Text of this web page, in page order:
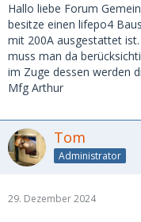
Hallo liebe Forum
besitze einen lifepo4
mit 200A ausgestattet
muss man da
im Zuge dessen werden
Mfg Arthur
Tom
Administrator
29. Dezember 2024